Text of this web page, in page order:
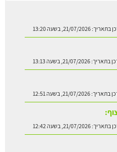
בתאריך:21/07/2026, בשעה 13:20
בתאריך:21/07/2026, בשעה 13:13
בתאריך:21/07/2026, בשעה 12:51
בתאריך:21/07/2026, בשעה 12:42